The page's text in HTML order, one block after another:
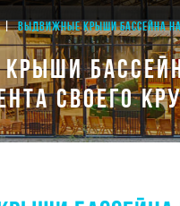
ВЫДВИЖНЫЕ КРЫШИ БАССЕЙНА
СВОЕГО